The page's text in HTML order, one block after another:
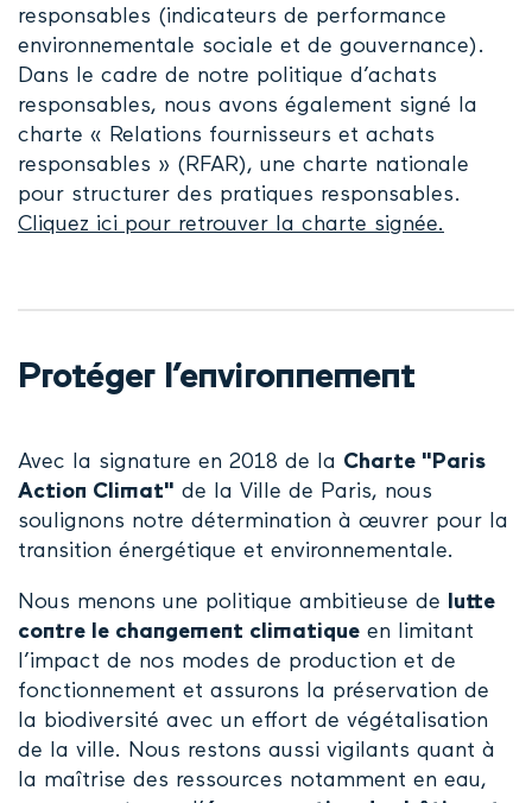
responsables (indicateurs de performance
environnementale sociale et de gouvernance).
Dans le cadre de notre politique d’achats
responsables, nous avons également signé la
charte « Relations fournisseurs et achats
responsables » (RFAR), une charte nationale
pour structurer des pratiques responsables.
Cliquez ici pour retrouver la charte signée.
Protéger l’environnement
Avec la signature en 2018 de la Charte "Paris
Action Climat" de la Ville de Paris, nous
soulignons notre détermination à œuvrer pour la
transition énergétique et environnementale.
Nous menons une politique ambitieuse de
lutte
contre le changement climatique en limitant
l’impact de nos modes de production et de
fonctionnement et assurons la préservation de
la biodiversité avec un effort de végétalisation
de la ville. Nous restons aussi vigilants quant à
la maîtrise des ressources notamment en eau,